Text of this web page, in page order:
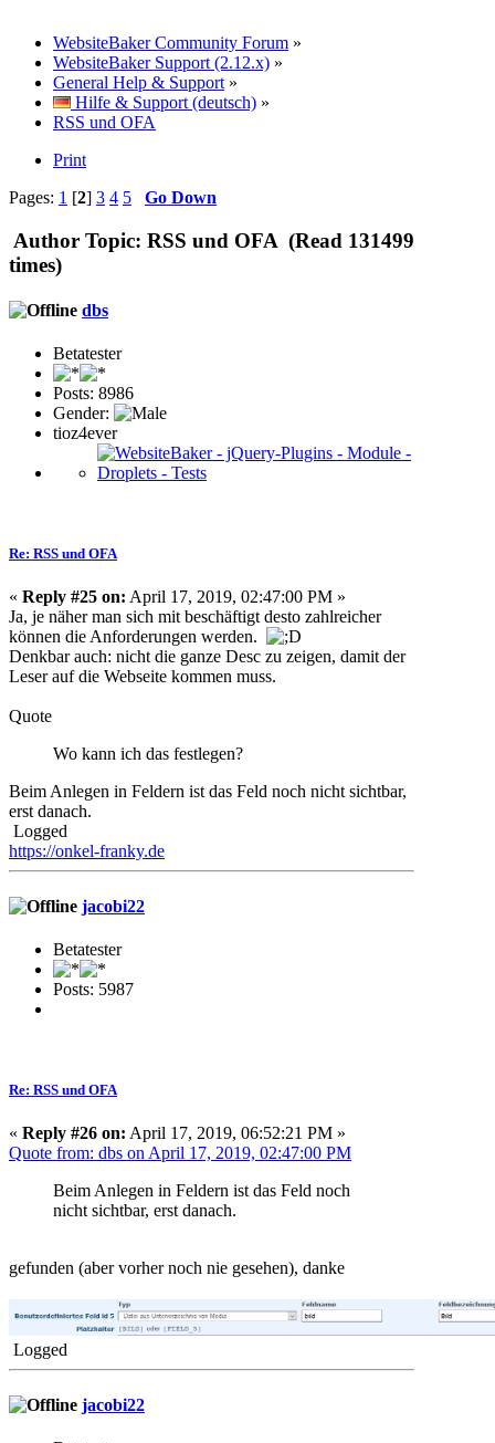
WebsiteBaker Community Forum »
WebsiteBaker Support (2.12.x) »
General Help & Support »
Hilfe & Support (deutsch) »
RSS und OFA
Print
Pages: 1 [2] 3 4 5 Go Down
Author Topic: RSS und OFA (Read 131499
times)
dbs
Betatester
Posts: 8986
Gender:
tioz4ever
Re: RSS und OFA
« Reply #25 on: April 17, 2019, 02:47:00 PM »
Ja, je näher man sich mit beschäftigt desto zahlreicher
können die Anforderungen werden.
Denkbar auch: nicht die ganze Desc zu zeigen, damit der
Leser auf die Webseite kommen muss.
Quote
Wo kann ich das festlegen?
Beim Anlegen in Feldern ist das Feld noch nicht sichtbar,
erst danach.
Logged
https://onkel-franky.de
jacobi22
Betatester
Posts: 5987
Re: RSS und OFA
« Reply #26 on: April 17, 2019, 06:52:21 PM »
Quote from: dbs on April 17, 2019, 02:47:00 PM
Beim Anlegen in Feldern ist das Feld noch
nicht sichtbar, erst danach.
gefunden (aber vorher noch nie gesehen), danke
Logged
jacobi22